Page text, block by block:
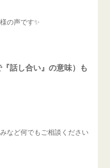
の声です✨
話し合い』の意味）も
など何でもご相談ください